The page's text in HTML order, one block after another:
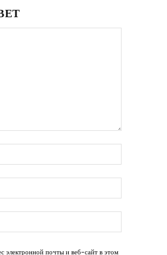
почта:*
Сайт:
электронной почты и веб-сайт в этом